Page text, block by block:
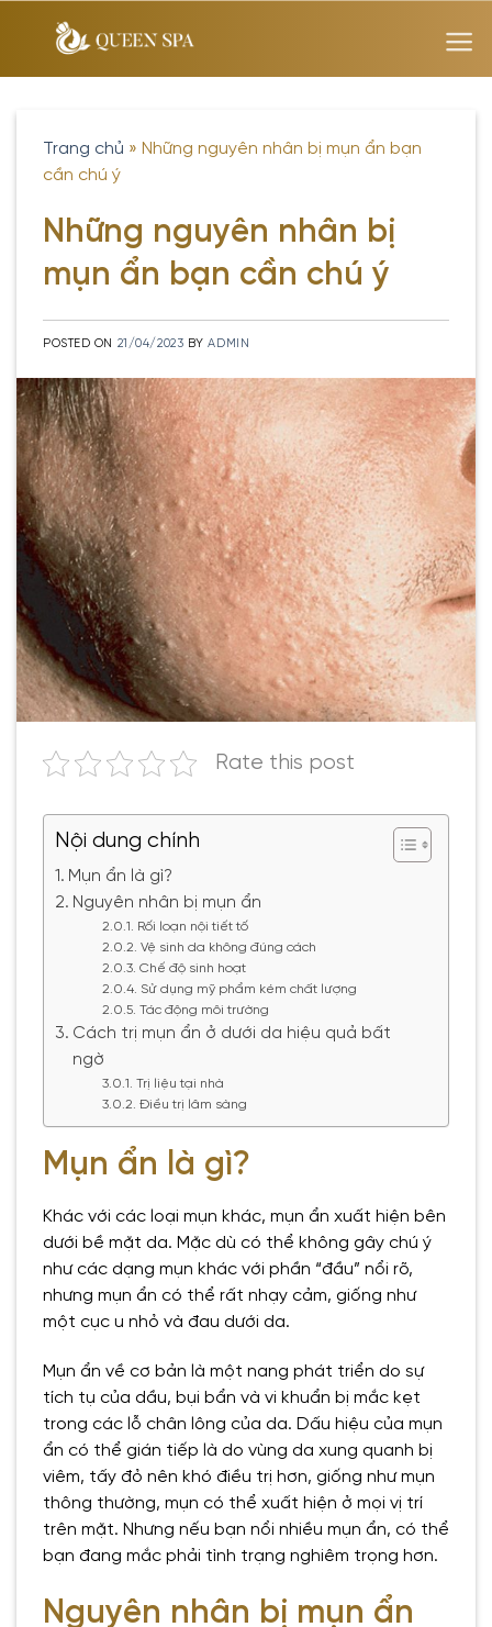
Trang chủ » Những nguyên nhân bị mụn ẩn bạn
cần chú ý
Những nguyên nhân bị
mụn ẩn bạn cần chú ý
POSTED ON 21/04/2023 BYADMIN
Rate this post
Nội dung chính
Mụn ẩn là gì?
Nguyên nhân bị mụn ẩn
Rối loạn nội tiết tố
Vệ sinh da không đúng cách
Chế độ sinh hoạt
Sử dụng mỹ phẩm kém chất lượng
Tác động môi trường
Cách trị mụn ẩn ở dưới da hiệu quả bất
ngờ
Trị liệu tại nhà
Điều trị lâm sàng
Mụn ẩn là gì?
Khác với các loại mụn khác, mụn ẩn xuất hiện bên
dưới bề mặt da. Mặc dù có thể không gây chú ý
như các dạng mụn khác với phần “đầu” nổi rõ,
nhưng mụn ẩn có thể rất nhạy cảm, giống như
một cục u nhỏ và đau dưới da.
Mụn ẩn về cơ bản là một nang phát triển do sự
tích tụ của dầu, bụi bẩn và vi khuẩn bị mắc kẹt
trong các lỗ chân lông của da. Dấu hiệu của mụn
ẩn có thể gián tiếp là do vùng da xung quanh bị
viêm, tấy đỏ nên khó điều trị hơn, giống như mụn
thông thường, mụn có thể xuất hiện ở mọi vị trí
trên mặt. Nhưng nếu bạn nổi nhiều mụn ẩn, có thể
bạn đang mắc phải tình trạng nghiêm trọng hơn.
Nguyên nhân bị mụn ẩn